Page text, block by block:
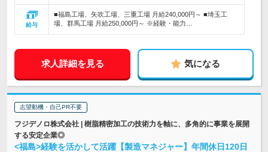
給与
■福島工場、矢吹工場、三重工場 月給240,000円～ ■埼玉工
場、群馬工場 月給250,000円～ ※経験・能力…
求人詳細を見る 気になる
志望動機・自己PR不要
フジデノロ株式会社 | 樹脂精密加工の技術力を軸に、多角的に事業を展開
する安定企業◎
<福島>経験を活かして活躍【製造マネジャー】年間休日120日